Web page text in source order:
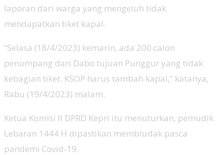
laporan dari warga yang mengeluh tidak
mendapatkan tiket kapal.
“Selasa (18/4/2023) kemarin, ada 200 calon
penumpang dari Dabo tujuan Punggur yang tidak
kebagian tiket. KSOP harus tambah kapal,” katanya,
Rabu (19/4/2023) malam.
Ketua Komisi II DPRD Kepri itu menuturkan, pemudik
Lebaran 1444 H dipastikan membludak pasca
pandemi Covid-19.